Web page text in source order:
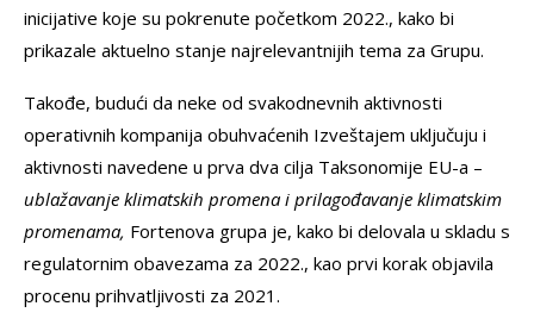
inicijative koje su pokrenute početkom 2022., kako bi
prikazale aktuelno stanje najrelevantnijih tema za Grupu.
Takođe, budući da neke od svakodnevnih aktivnosti
operativnih kompanija obuhvaćenih Izveštajem uključuju i
aktivnosti navedene u prva dva cilja Taksonomije EU-a –
ublažavanje klimatskih promena i prilagođavanje klimatskim
promenama, Fortenova grupa je, kako bi delovala u skladu s
regulatornim obavezama za 2022., kao prvi korak objavila
procenu prihvatljivosti za 2021.